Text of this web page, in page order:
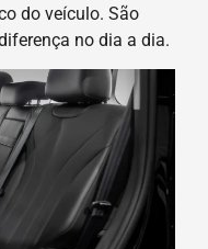
do veículo. São
no dia a dia.